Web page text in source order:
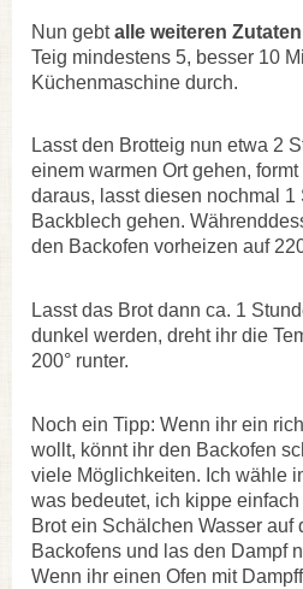
Nun gebtalle weiteren Zutaten
Teig mindestens 5, besser 10
Küchenmaschine durch.
Lasst den Brotteig nun etwa 2
einem warmen Ort gehen,
daraus, lasst diesen nochmal 1
Backblech gehen.
den Backofen vorheizen auf
Lasst das Brot dann ca. 1
dunkel werden, dreht ihr die
200° runter.
Noch ein Tipp: Wenn ihr ein
wollt, könnt ihr den Backofen
viele Möglichkeiten. Ich wähle
was bedeutet, ich kippe
Brot ein Schälchen Wasser auf
Backofens und las den Dampf
Wenn ihr einen Ofen mit